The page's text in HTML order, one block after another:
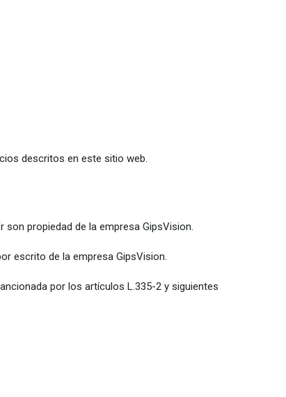
descritos en este sitio web.
propiedad de la empresa GipsVision.
escrito de la empresa GipsVision.
por los artículos L.335-2 y siguientes